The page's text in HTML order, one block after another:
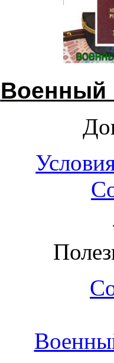
Военный